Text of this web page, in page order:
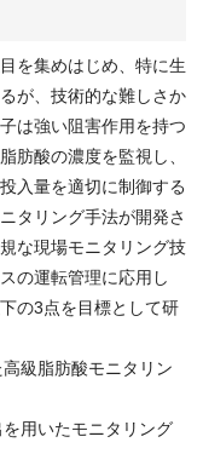
を集めはじめ、特に生
が、技術的な難しさか
は強い阻害作用を持つ
肪酸の濃度を監視し、
入量を適切に制御する
タリング手法が開発さ
な現場モニタリング技
の運転管理に応用し
の3点を目標として研
級脂肪酸モニタリン
用いたモニタリング